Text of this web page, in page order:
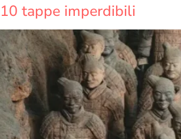
tappe imperdibili